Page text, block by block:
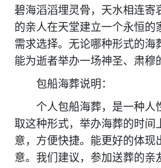
碧海滔滔埋灵骨，天水相连寄
的亲人在天堂建立一个永恒的
需求选择。无论哪种形式的海
能为逝者举办一场神圣、肃穆
包船海葬说明：
个人包船海葬，是一种人
取这种形式，举办海葬的时间
意，方便快捷。能更好的体现
意。我们建议，参加送葬的亲